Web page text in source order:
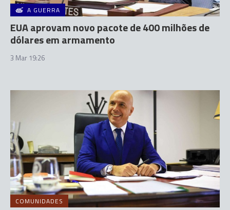
A GUERRA
EUA aprovam novo pacote de 400 milhões de
dólares em armamento
3 Mar 19:26
COMUNIDADES